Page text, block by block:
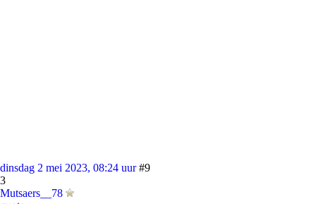
dinsdag 2 mei 2023, 08:24 uur #9
3
Mutsaers__78